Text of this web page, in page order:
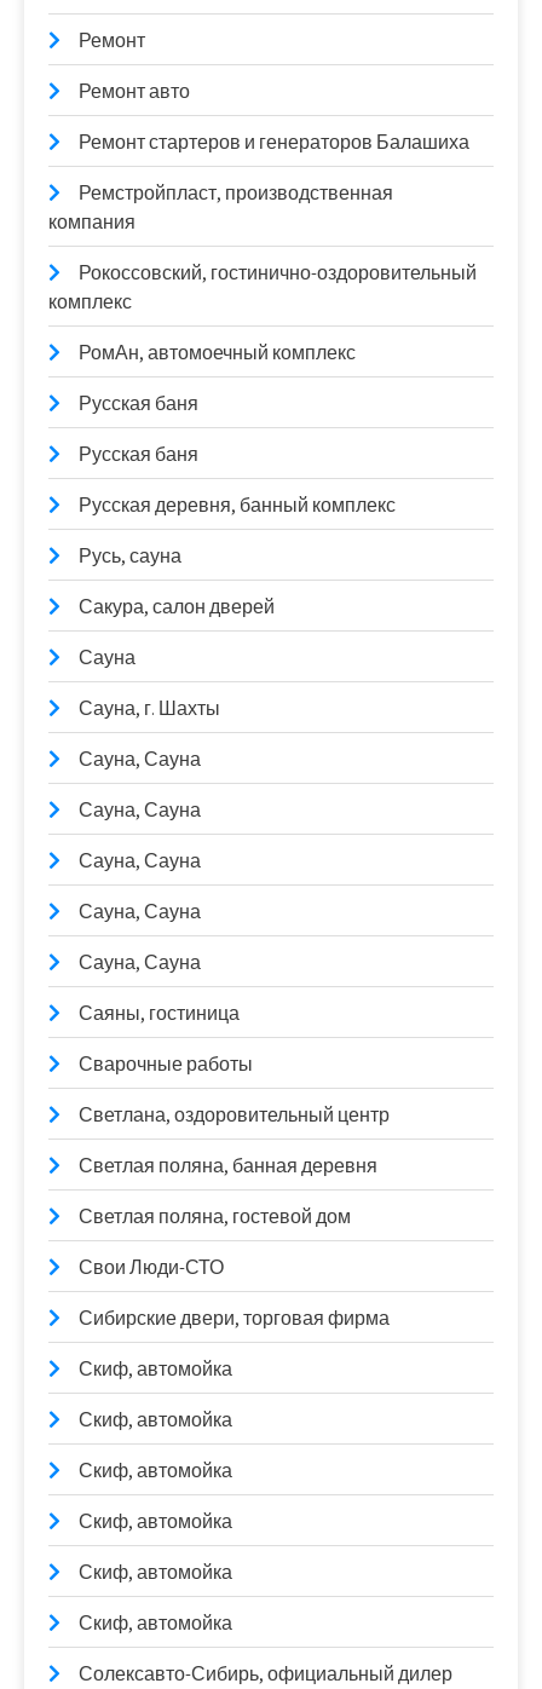
Ремонт
Ремонт авто
Ремонт стартеров и генераторов Балашиха
Ремстройпласт, производственная
компания
Рокоссовский, гостинично-оздоровительный
комплекс
РомАн, автомоечный комплекс
Русская баня
Русская баня
Русская деревня, банный комплекс
Русь, сауна
Сакура, салон дверей
Сауна
Сауна, г. Шахты
Сауна, Сауна
Сауна, Сауна
Сауна, Сауна
Сауна, Сауна
Сауна, Сауна
Саяны, гостиница
Сварочные работы
Светлана, оздоровительный центр
Светлая поляна, банная деревня
Светлая поляна, гостевой дом
Свои Люди-СТО
Сибирские двери, торговая фирма
Скиф, автомойка
Скиф, автомойка
Скиф, автомойка
Скиф, автомойка
Скиф, автомойка
Скиф, автомойка
Солексавто-Сибирь, официальный дилер